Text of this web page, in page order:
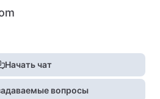
Начать чат
вопросы